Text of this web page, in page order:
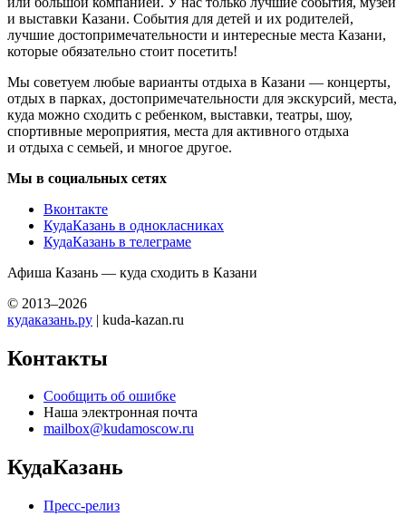
и выставки Казани. События для детей и их родителей,
лучшие достопримечательности и интересные места Казани,
которые обязательно стоит посетить!
Мы советуем любые варианты отдыха в Казани — концерты,
отдых в парках, достопримечательности для экскурсий, места,
куда можно сходить с ребенком, выставки, театры, шоу,
спортивные мероприятия, места для активного отдыха
и отдыха с семьей, и многое другое.
Мы в социальных сетях
Вконтакте
КудаКазань в однокласниках
КудаКазань в телеграме
Афиша Казань — куда сходить в Казани
© 2013–2026
кудаказань.ру | kuda-kazan.ru
Контакты
Сообщить об ошибке
Наша электронная почта
mailbox@kudamoscow.ru
КудаКазань
Пресс-релиз